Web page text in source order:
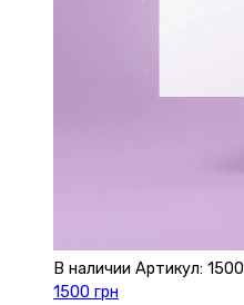
В наличии Артикул: 1500
1500 грн